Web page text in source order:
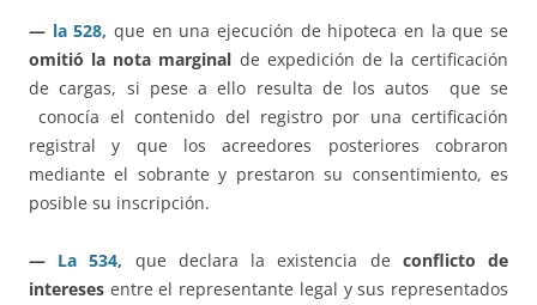
— la 528, que en una ejecución de hipoteca en la que se
omitió la nota marginal de expedición de la certificación
de cargas, si pese a ello resulta de los autos que se
conocía el contenido del registro por una certificación
registral y que los acreedores posteriores cobraron
mediante el sobrante y prestaron su consentimiento, es
posible su inscripción.
— La 534, que declara la existencia de conflicto de
intereses entre el representante legal y sus representados